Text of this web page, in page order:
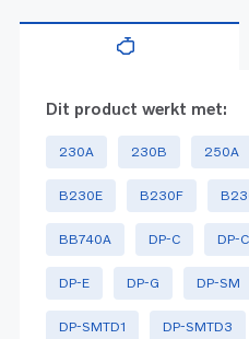
Dit product werkt met:
230A 230B 250A
B230E B230F
BB740A DP-C DP-
DP-E DP-G DP-SM
DP-SMTD1 DP-SMTD3